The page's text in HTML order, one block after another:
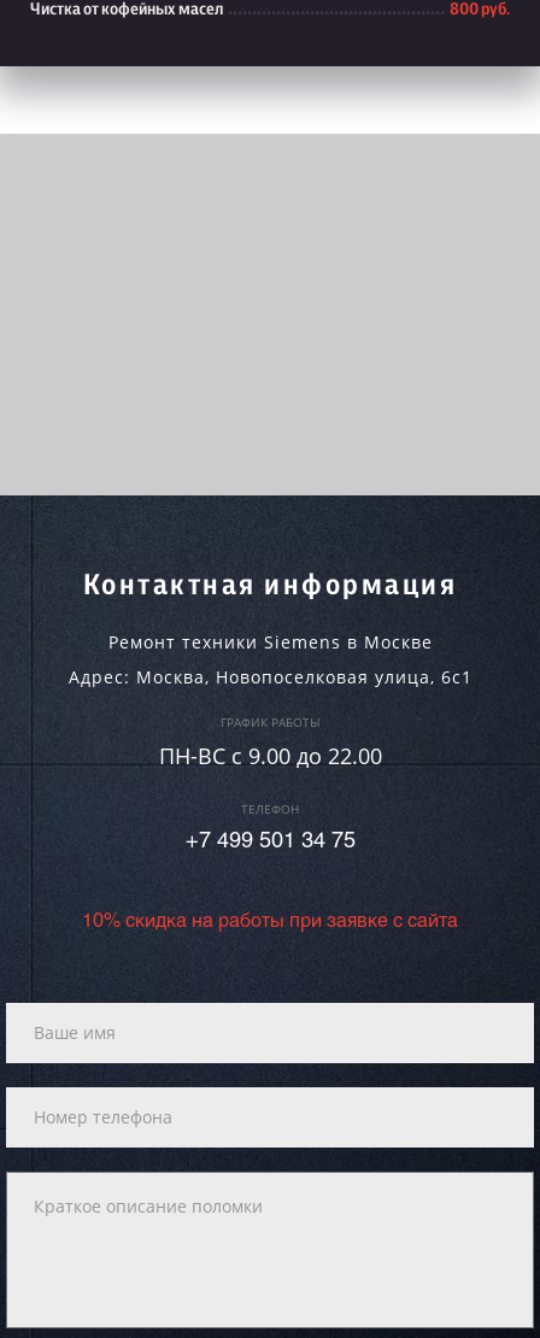
Чистка от кофейных масел 800 руб.
Контактная информация
Ремонт техники Siemens в Москве
Адрес: Москва, Новопоселковая улица, 6с1
ГРАФИК РАБОТЫ
ПН-ВC c 9.00 до 22.00
ТЕЛЕФОН
+7 499 501 34 75
10% скидка на работы при заявке с сайта